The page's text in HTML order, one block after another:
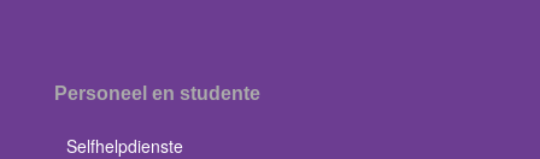
Personeel en studente
Selfhelpdienste